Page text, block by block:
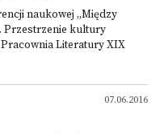
naukowej „Między
Przestrzenie kultury
Literatury XIX
07.06.2016